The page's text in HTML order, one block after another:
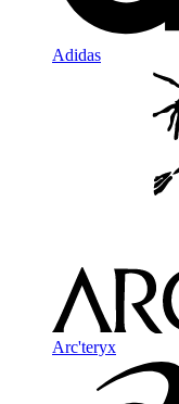
Adidas
Arc'teryx